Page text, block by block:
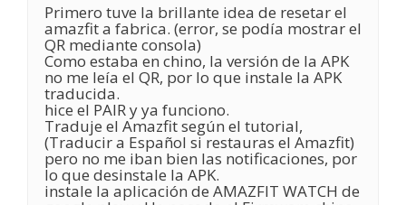
Primero tuve la brillante idea de resetar el
amazfit a fabrica. (error, se podía mostrar el
QR mediante consola)
Como estaba en chino, la versión de la APK
no me leía el QR, por lo que instale la APK
traducida.
hice el PAIR y ya funciono.
Traduje el Amazfit según el tutorial,
(Traducir a Español si restauras el Amazfit)
pero no me iban bien las notificaciones, por
lo que desinstale la APK.
instale la aplicación de AMAZFIT WATCH de